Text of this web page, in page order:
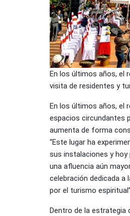
En los últimos años, el
visita de residentes y
En los últimos años, el
espacios circundantes
aumenta de forma
“Este lugar ha
sus instalaciones y
una afluencia aún
celebración dedicada a
por el turismo
Dentro de la estrategia